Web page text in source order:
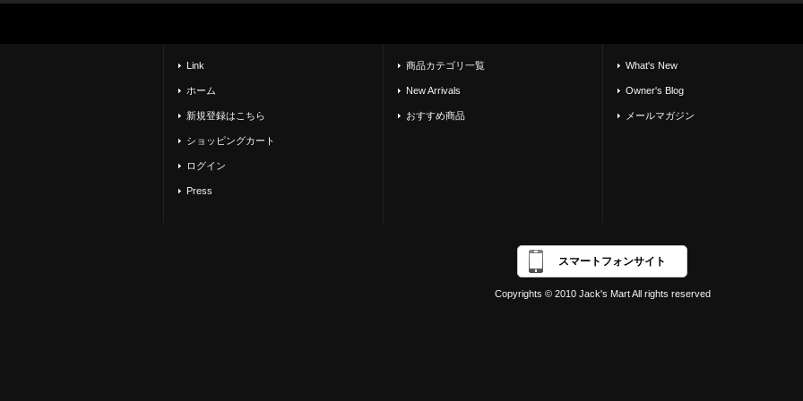
Link
ホーム
新規登録はこちら
ショッピングカート
ログイン
Press
商品カテゴリ一覧
New Arrivals
おすすめ商品
What's New
Owner's Blog
メールマガジン
スマートフォンサイト
Copyrights © 2010 Jack's Mart All rights reserved